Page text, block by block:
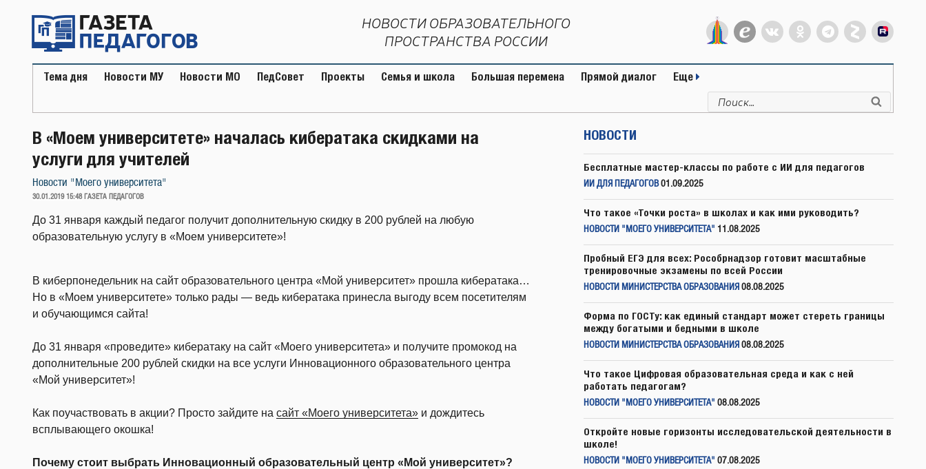
содержимому
НОВОСТИ ОБРАЗОВАТЕЛЬНОГО
ПРОСТРАНСТВА РОССИИ
Тема дня Новости МУ Новости МО ПедСовет Проекты Семья и школа Большая перемена Прямой диалог Еще
Искать:
В «Моем университете» началась кибератака скидками на
услуги для учителей
Новости "Моего университета"
ОПУБЛИКОВАНО
30.01.2019 15:48 ГАЗЕТА ПЕДАГОГОВ
До 31 января каждый педагог получит дополнительную скидку в 200 рублей на любую
образовательную услугу в «Моем университете»!
В киберпонедельник на сайт образовательного центра «Мой университет» прошла кибератака…
Но в «Моем университете» только рады — ведь кибератака принесла выгоду всем посетителям
и обучающимся сайта!
До 31 января «проведите» кибератаку на сайт «Моего университета» и получите промокод на
дополнительные 200 рублей скидки на все услуги Инновационного образовательного центра
«Мой университет»!
Как поучаствовать в акции? Просто зайдите на сайт «Моего университета» и дождитесь
всплывающего окошка!
Почему стоит выбрать Инновационный образовательный центр «Мой университет»?
НОВОСТИ
Бесплатные мастер-классы по работе с ИИ для педагогов
ИИ ДЛЯ ПЕДАГОГОВ 01.09.2025
Что такое «Точки роста» в школах и как ими руководить?
НОВОСТИ "МОЕГО УНИВЕРСИТЕТА" 11.08.2025
Пробный ЕГЭ для всех: Рособрнадзор готовит масштабные
тренировочные экзамены по всей России
НОВОСТИ МИНИСТЕРСТВА ОБРАЗОВАНИЯ 08.08.2025
Форма по ГОСТу: как единый стандарт может стереть границы
между богатыми и бедными в школе
НОВОСТИ МИНИСТЕРСТВА ОБРАЗОВАНИЯ 08.08.2025
Что такое Цифровая образовательная среда и как с ней
работать педагогам?
НОВОСТИ "МОЕГО УНИВЕРСИТЕТА" 08.08.2025
Откройте новые горизонты исследовательской деятельности в
школе!
НОВОСТИ "МОЕГО УНИВЕРСИТЕТА" 07.08.2025